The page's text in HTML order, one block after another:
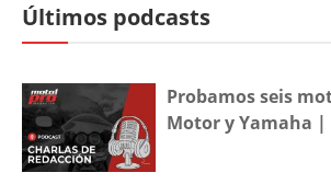
Últimos podcasts
Probamos seis
Motor y Yamaha |